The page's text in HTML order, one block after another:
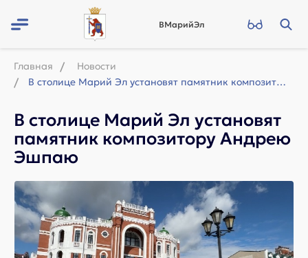
ВМарийЭл
Главная
Новости
В столице Марий Эл установят памятник композитору Андрею Эшпаю
В столице Марий Эл установят
памятник композитору Андрею
Эшпаю